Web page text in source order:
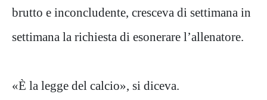
brutto e inconcludente, cresceva di settimana in
settimana la richiesta di esonerare l’allenatore.
«È la legge del calcio», si diceva.